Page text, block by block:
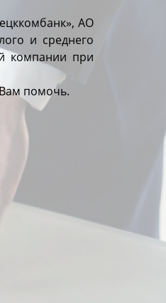
АО
и среднего
компании при
помочь.